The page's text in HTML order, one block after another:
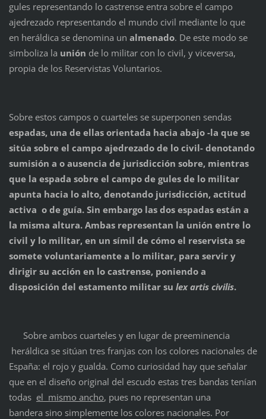
gules representando lo castrense entra sobre el campo
ajedrezado representando el mundo civil mediante lo que
en heráldica se denomina un almenado. De este modo se
simboliza la unión de lo militar con lo civil, y viceversa,
propia de los Reservistas Voluntarios.
Sobre estos campos o cuarteles se superponen sendas
espadas, una de ellas orientada hacia abajo -la que se
sitúa sobre el campo ajedrezado de lo civil- denotando
sumisión a o ausencia de jurisdicción sobre, mientras
que la espada sobre el campo de gules de lo militar
apunta hacia lo alto, denotando jurisdicción, actitud
activa o de guía. Sin embargo las dos espadas están a
la misma altura. Ambas representan la unión entre lo
civil y lo militar, en un símil de cómo el reservista se
somete voluntariamente a lo militar, para servir y
dirigir su acción en lo castrense, poniendo a
disposición del estamento militar su lex artis civilis.
Sobre ambos cuarteles y en lugar de preeminencia
heráldica se sitúan tres franjas con los colores nacionales de
España: el rojo y gualda. Como curiosidad hay que señalar
que en el diseño original del escudo estas tres bandas tenían
todas el mismo ancho, pues no representan una
bandera sino simplemente los colores nacionales. Por